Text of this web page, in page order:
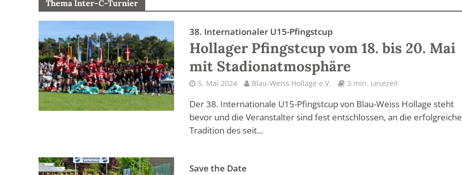
Thema Inter-C-Turnier
38. Internationaler U15-Pfingstcup
Hollager Pfingstcup vom 18. bis 20. Mai
mit Stadionatmosphäre
5. Mai 2024 Blau-Weiss Hollage e.V. 3 min. Lesezeit
Der 38. Internationale U15-Pfingstcup von Blau-Weiss Hollage steht
bevor und die Veranstalter sind fest entschlossen, an die erfolgreiche
Tradition des seit...
Save the Date